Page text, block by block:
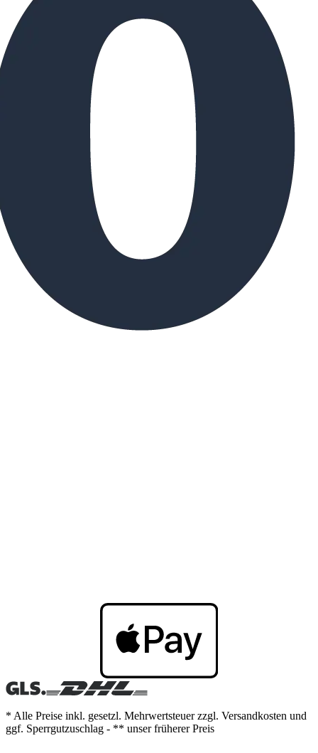
* Alle Preise inkl. gesetzl. Mehrwertsteuer zzgl. Versandkosten und
ggf. Sperrgutzuschlag - ** unser früherer Preis